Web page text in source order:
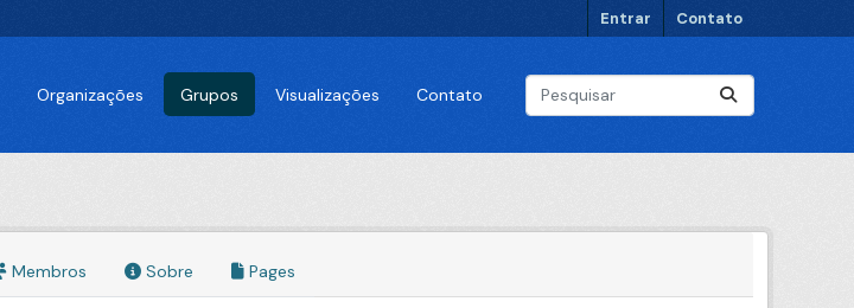
Entrar Contato
Organizações Grupos Visualizações Contato
Membros Sobre Pages